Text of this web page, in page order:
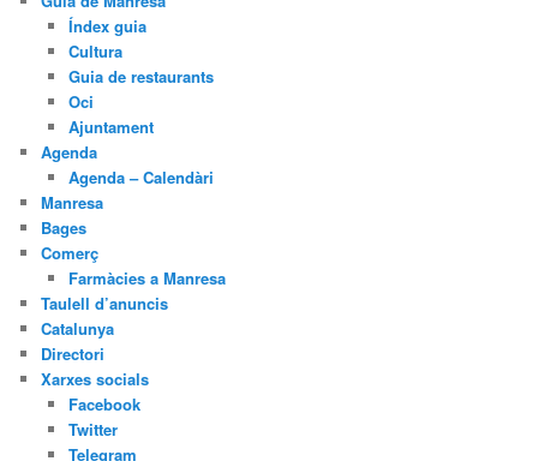
Índex guia
Cultura
Guia de restaurants
Oci
Ajuntament
Agenda
Agenda – Calendàri
Manresa
Bages
Comerç
Farmàcies a Manresa
Taulell d’anuncis
Catalunya
Directori
Xarxes socials
Facebook
Twitter
Telegram